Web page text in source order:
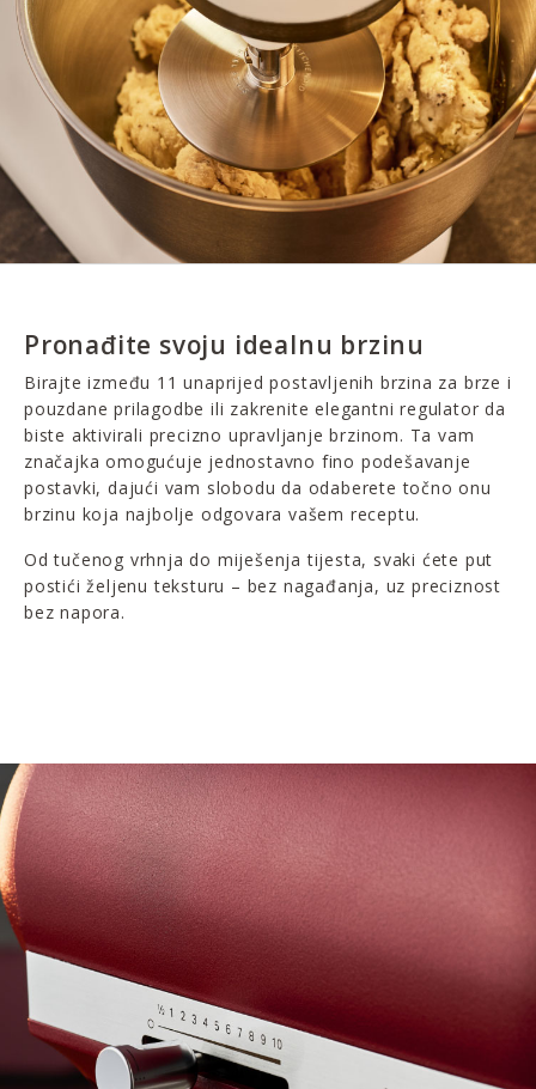
Pronađite svoju idealnu brzinu
Birajte između 11 unaprijed postavljenih brzina za brze i
pouzdane prilagodbe ili zakrenite elegantni regulator da
biste aktivirali precizno upravljanje brzinom. Ta vam
značajka omogućuje jednostavno fino podešavanje
postavki, dajući vam slobodu da odaberete točno onu
brzinu koja najbolje odgovara vašem receptu.
Od tučenog vrhnja do miješenja tijesta, svaki ćete put
postići željenu teksturu – bez nagađanja, uz preciznost
bez napora.